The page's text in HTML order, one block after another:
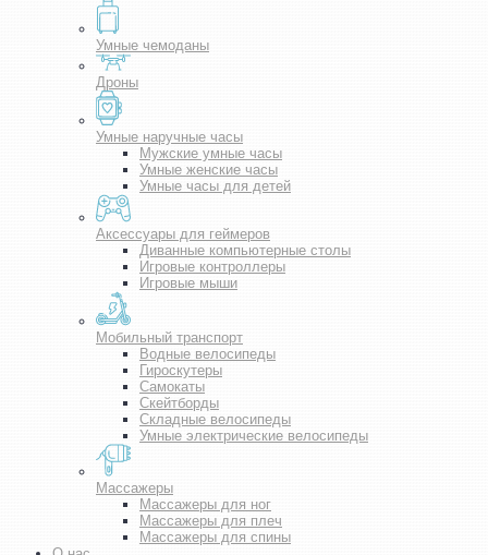
Умные чемоданы
Дроны
Умные наручные часы
Мужские умные часы
Умные женские часы
Умные часы для детей
Аксессуары для геймеров
Диванные компьютерные столы
Игровые контроллеры
Игровые мыши
Мобильный транспорт
Водные велосипеды
Гироскутеры
Самокаты
Скейтборды
Складные велосипеды
Умные электрические велосипеды
Массажеры
Массажеры для ног
Массажеры для плеч
Массажеры для спины